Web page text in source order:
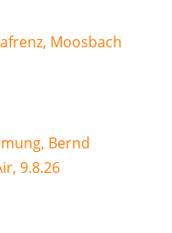
Moosbach
Bernd
9.8.26